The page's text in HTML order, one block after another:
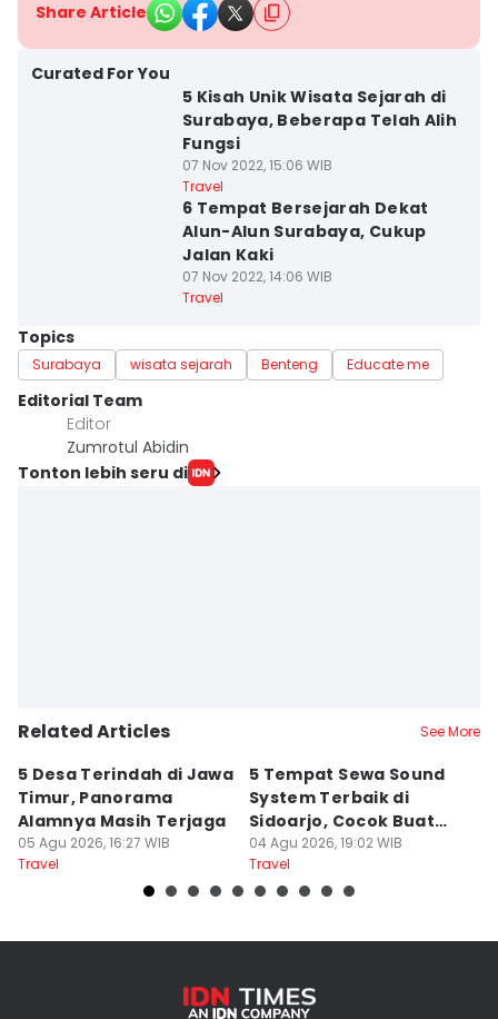
Share Article
Curated For You
5 Kisah Unik Wisata Sejarah di
Surabaya, Beberapa Telah Alih
Fungsi
07 Nov 2022, 15:06 WIB
Travel
6 Tempat Bersejarah Dekat
Alun-Alun Surabaya, Cukup
Jalan Kaki
07 Nov 2022, 14:06 WIB
Travel
Topics
Surabaya wisata sejarah Benteng Educate me
Editorial Team
Editor
Zumrotul Abidin
Tonton lebih seru di
Related Articles See More
5 Desa Terindah di Jawa
Timur, Panorama
Alamnya Masih Terjaga
05 Agu 2026, 16:27 WIB
Travel
5 Tempat Sewa Sound
System Terbaik di
Sidoarjo, Cocok Buat
Agustusan
04 Agu 2026, 19:02 WIB
Travel